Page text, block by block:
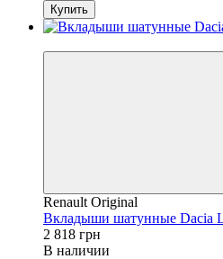
Купить
Renault Original
Вкладыши шатунные Dacia
2 818 грн
В наличии